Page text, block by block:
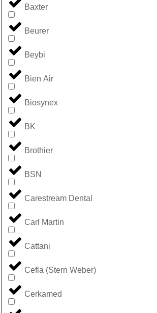
Baxter
Beurer
Beybi
Bien Air
Biosynex
BK
Brothier
BSN
Carestream Dental
Carl Martin
Cattani
Cefla (Stern Weber)
Cerkamed